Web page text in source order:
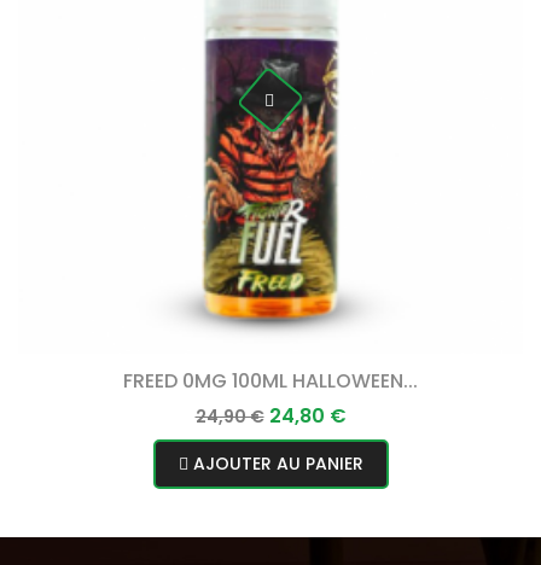
FREED 0MG 100ML HALLOWEEN...
Prix
normal
24,90 € Prix
24,80 €
AJOUTER AU PANIER